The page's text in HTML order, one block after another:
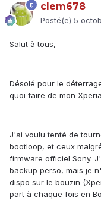
clem678
Posté(e) 5
Salut à tous,
Désolé pour le
quoi faire de mon
J'ai voulu tenté de
bootloop, et ceux
firmware officiel Sony.
backup perso, mais je
dispo sur le bouzin
part à chaque fois en